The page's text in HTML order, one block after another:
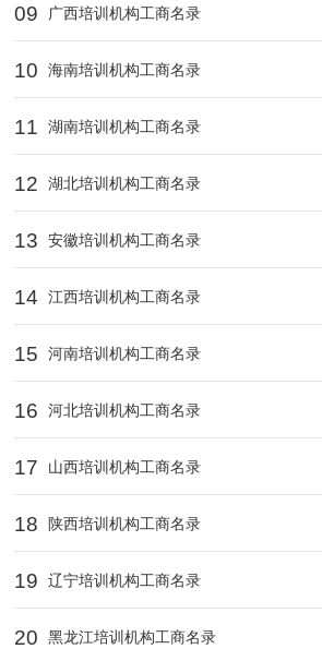
09 广西培训机构工商名录
10 海南培训机构工商名录
11 湖南培训机构工商名录
12 湖北培训机构工商名录
13 安徽培训机构工商名录
14 江西培训机构工商名录
15 河南培训机构工商名录
16 河北培训机构工商名录
17 山西培训机构工商名录
18 陕西培训机构工商名录
19 辽宁培训机构工商名录
20 黑龙江培训机构工商名录